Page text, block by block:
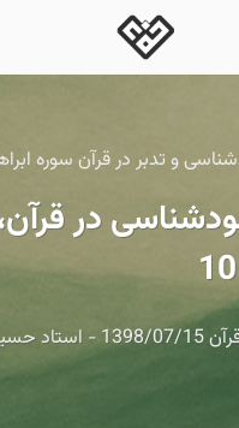
و تدبر در قرآن سوره
16 خودشناسی در
تدبری در قرآن 1398/07/15 -